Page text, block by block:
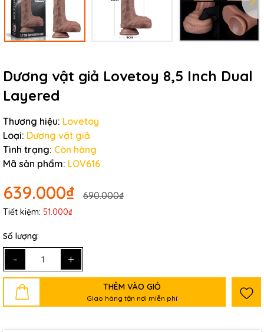
Dương vật giả Lovetoy 8,5 Inch Dual
Layered
Thương hiệu: Lovetoy
Loại: Dương vật giả
Tình trạng: Còn hàng
Mã sản phẩm: LOV616
639.000₫ 690.000₫
Tiết kiệm: 51.000₫
Số lượng:
- +
THÊM VÀO GIỎ
Giao hàng tận nơi miễn phí